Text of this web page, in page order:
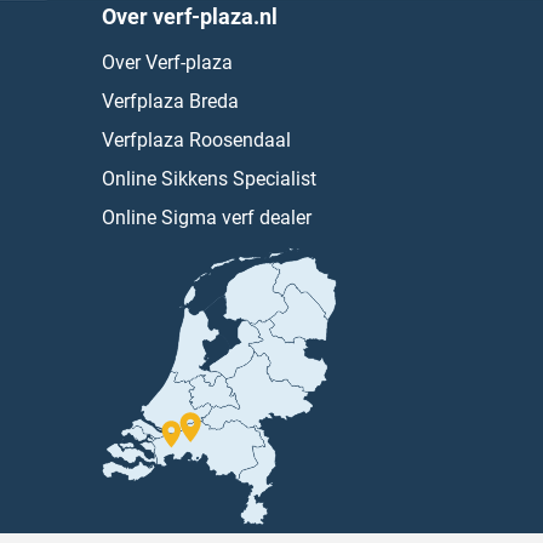
Over verf-plaza.nl
Over Verf-plaza
Verfplaza Breda
Verfplaza Roosendaal
Online Sikkens Specialist
Online Sigma verf dealer